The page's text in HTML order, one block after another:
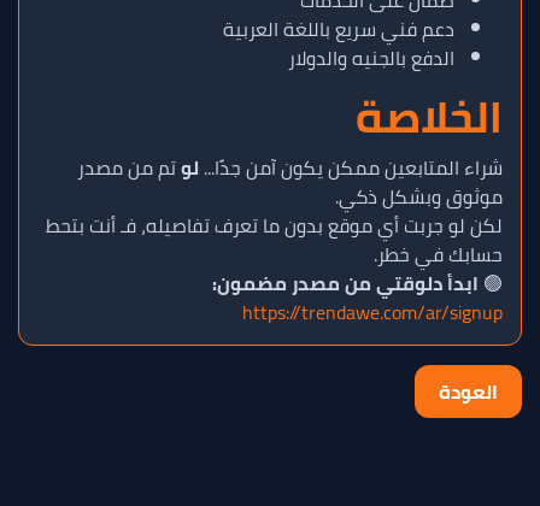
دعم فني سريع باللغة العربية
الدفع بالجنيه والدولار
الخلاصة
شراء المتابعين ممكن يكون آمن جدًا... لوتم من مصدر
موثوق وبشكل ذكي.
لكن لو جربت أي موقع بدون ما تعرف تفاصيله، فـ أنت بتحط
حسابك في خطر.
🟢 ابدأ دلوقتي من مصدر مضمون:
https://trendawe.com/ar/signup
العودة